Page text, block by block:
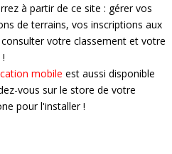
à partir de ce site : gérer vos
de terrains, vos inscriptions aux
votre classement et votre
mobile est aussi disponible
vous sur le store de votre
pour l'installer !